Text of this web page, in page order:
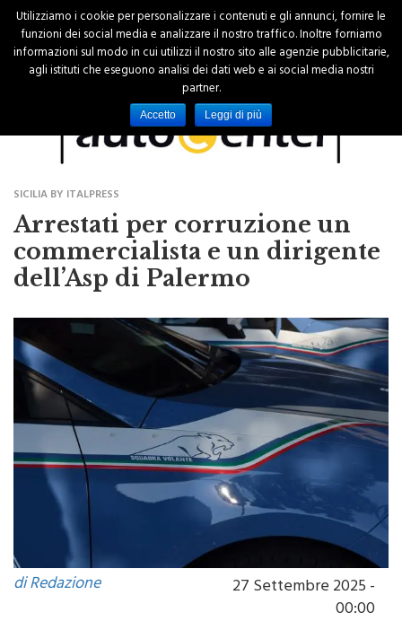
SICILIA BY ITALPRESS
Arrestati per corruzione un
commercialista e un dirigente
dell’Asp di Palermo
di Redazione 27 Settembre 2025 -
00:00
Utilizziamo i cookie per personalizzare i contenuti e gli annunci, fornire le
funzioni dei social media e analizzare il nostro traffico. Inoltre forniamo
informazioni sul modo in cui utilizzi il nostro sito alle agenzie pubblicitarie,
agli istituti che eseguono analisi dei dati web e ai social media nostri
partner.
Accetto Leggi di più